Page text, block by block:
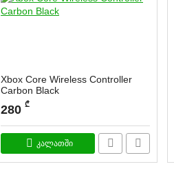
Xbox Core Wireless Controller
Carbon Black
280 ₾
კალათში